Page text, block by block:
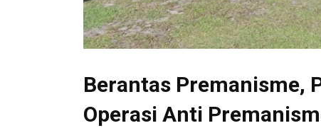
Berantas Premanisme,
Operasi Anti